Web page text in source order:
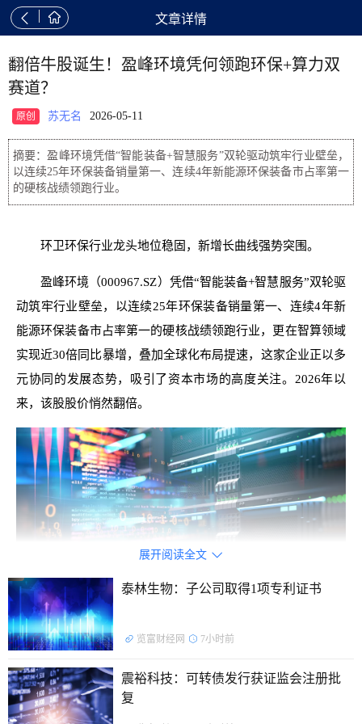
  文章详情
翻倍牛股诞生！盈峰环境凭何领跑环保+算力双
赛道？
原创 苏无名 2026-05-11
摘要：盈峰环境凭借“智能装备+智慧服务”双轮驱动筑牢行业壁垒，
以连续25年环保装备销量第一、连续4年新能源环保装备市占率第一
的硬核战绩领跑行业。
环卫环保行业龙头地位稳固，新增长曲线强势突围。
盈峰环境（000967.SZ）凭借“智能装备+智慧服务”双轮驱
动筑牢行业壁垒，以连续25年环保装备销量第一、连续4年新
能源环保装备市占率第一的硬核战绩领跑行业，更在智算领域
实现近30倍同比暴增，叠加全球化布局提速，这家企业正以多
元协同的发展态势，吸引了资本市场的高度关注。2026年以
来，该股股价悄然翻倍。
深耕环卫行业多年，盈峰环境以智能装备与智慧服务为核
展开阅读全文 
泰林生物：子公司取得1项专利证书
览富财经网 7小时前
震裕科技：可转债发行获证监会注册批
复